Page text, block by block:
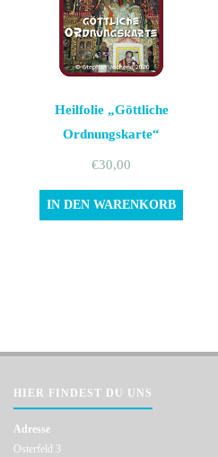
Heilfolie „Göttliche
Ordnungskarte“
€30,00
IN DEN WARENKORB
HIER FINDEST DU UNS
Adresse
Osterfeld 3